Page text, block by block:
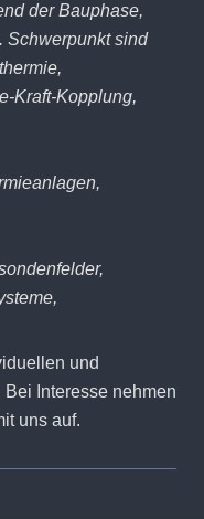
der Bauphase,
Schwerpunkt sind
Kraft-Kopplung,
und
Interesse nehmen
uns auf.